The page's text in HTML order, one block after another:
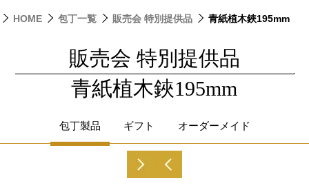
HOME 包丁一覧 販売会 特別提供品 青紙植木鋏195mm
販売会 特別提供品
|
青紙植木鋏195mm
包丁製品 ギフト オーダーメイド